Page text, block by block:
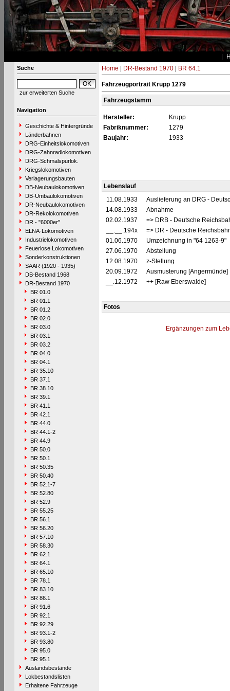
Suche
zur erweiterten Suche
Navigation
Geschichte & Hintergründe
Länderbahnen
DRG-Einheitslokomotiven
DRG-Zahnradlokomotiven
DRG-Schmalspurlok.
Kriegslokomotiven
Verlagerungsbauten
DB-Neubaulokomotiven
DB-Umbaulokomotiven
DR-Neubaulokomotiven
DR-Rekolokomotiven
DR - "6000er"
ELNA-Lokomotiven
Industrielokomotiven
Feuerlose Lokomotiven
Sonderkonstruktionen
SAAR (1920 - 1935)
DB-Bestand 1968
DR-Bestand 1970
BR 01.0
BR 01.1
BR 01.2
BR 02.0
BR 03.0
BR 03.1
BR 03.2
BR 04.0
BR 04.1
BR 35.10
BR 37.1
BR 38.10
BR 39.1
BR 41.1
BR 42.1
BR 44.0
BR 44.1-2
BR 44.9
BR 50.0
BR 50.1
BR 50.35
BR 50.40
BR 52.1-7
BR 52.80
BR 52.9
BR 55.25
BR 56.1
BR 56.20
BR 57.10
BR 58.30
BR 62.1
BR 64.1
BR 65.10
BR 78.1
BR 83.10
BR 86.1
BR 91.6
BR 92.1
BR 92.29
BR 93.1-2
BR 93.80
BR 95.0
BR 95.1
Auslandsbestände
Lokbestandslisten
Erhaltene Fahrzeuge
Home DR-Bestand 1970| BR 64.1
Fahrzeugportrait Krupp 1279
Fahrzeugstamm
Hersteller:
Krupp
Fabriknummer:
1279
Baujahr:
1933
Lebenslauf
11.08.1933
Auslieferung an DRG -
14.08.1933
Abnahme
02.02.1937
=> DRB - Deutsche
__.__.194x
=> DR - Deutsche
01.06.1970
Umzeichnung in "64 1263-9"
27.06.1970
Abstellung
12.08.1970
z-Stellung
20.09.1972
Ausmusterung [Angermünde]
__.12.1972
++ [Raw Eberswalde]
Fotos
Ergänzungen zum